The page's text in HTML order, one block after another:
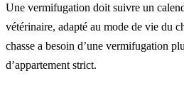
Une vermifugation doit suivre un
vétérinaire, adapté au mode de vie du
chasse a besoin d’une vermifugation
d’appartement strict.